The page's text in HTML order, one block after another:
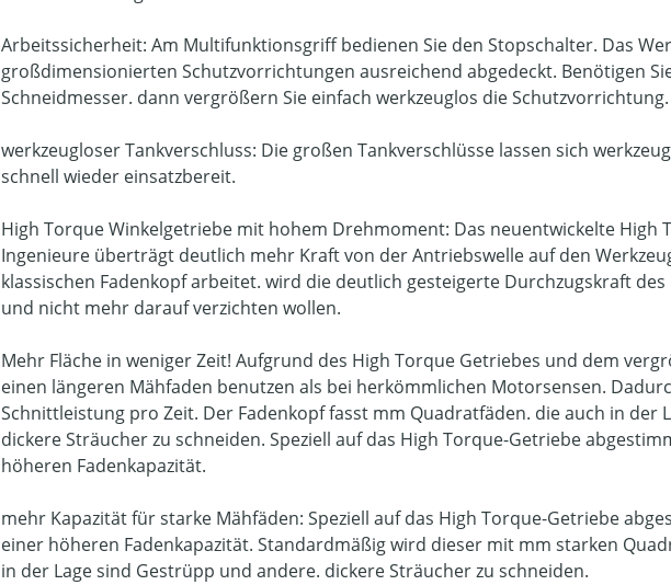
Arbeitssicherheit: Am Multifunktionsgriff bedienen Sie den Stopschalter. Das
großdimensionierten Schutzvorrichtungen ausreichend abgedeckt. Benötigen
Schneidmesser. dann vergrößern Sie einfach werkzeuglos die Schutzvorrichtung.
werkzeugloser Tankverschluss: Die großen Tankverschlüsse lassen sich
schnell wieder einsatzbereit.
High Torque Winkelgetriebe mit hohem Drehmoment: Das neuentwickelte High
Ingenieure überträgt deutlich mehr Kraft von der Antriebswelle auf den
klassischen Fadenkopf arbeitet. wird die deutlich gesteigerte Durchzugskraft
und nicht mehr darauf verzichten wollen.
Mehr Fläche in weniger Zeit! Aufgrund des High Torque Getriebes und dem
einen längeren Mähfaden benutzen als bei herkömmlichen Motorsensen.
Schnittleistung pro Zeit. Der Fadenkopf fasst mm Quadratfäden. die auch in der
dickere Sträucher zu schneiden. Speziell auf das High Torque-Getriebe
höheren Fadenkapazität.
mehr Kapazität für starke Mähfäden: Speziell auf das High Torque-Getriebe
einer höheren Fadenkapazität. Standardmäßig wird dieser mit mm starken
in der Lage sind Gestrüpp und andere. dickere Sträucher zu schneiden.